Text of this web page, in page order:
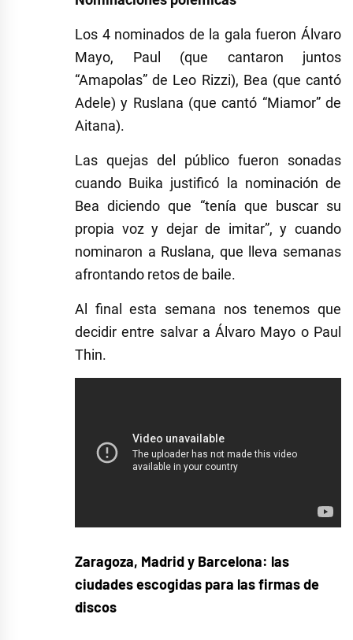
Los 4 nominados de la gala fueron Álvaro
Mayo, Paul (que cantaron juntos
“Amapolas” de Leo Rizzi), Bea (que cantó
Adele) y Ruslana (que cantó “Miamor” de
Aitana).
Las quejas del público fueron sonadas
cuando Buika justificó la nominación de
Bea diciendo que “tenía que buscar su
propia voz y dejar de imitar”, y cuando
nominaron a Ruslana, que lleva semanas
afrontando retos de baile.
Al final esta semana nos tenemos que
decidir entre salvar a Álvaro Mayo o Paul
Thin.
Zaragoza, Madrid y Barcelona: las
ciudades escogidas para las firmas de
discos